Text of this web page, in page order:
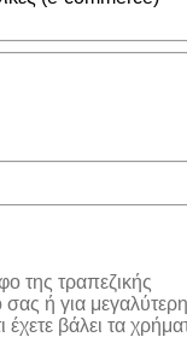
της τραπεζικής
ή για μεγαλύτερη
βάλει τα